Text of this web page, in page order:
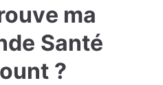
ma
Santé
?